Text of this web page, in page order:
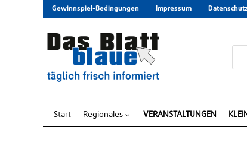
Gewinnspiel-Bedingungen Impressum
Start Regionales 3 VERANSTALTUNGEN